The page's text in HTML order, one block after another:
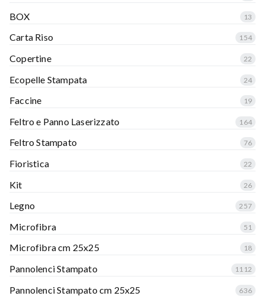
BOX 13
Carta Riso 154
Copertine 22
Ecopelle Stampata 24
Faccine 19
Feltro e Panno Laserizzato 164
Feltro Stampato 76
Fioristica 22
Kit 26
Legno 257
Microfibra 51
Microfibra cm 25x25 18
Pannolenci Stampato 1112
Pannolenci Stampato cm 25x25 636